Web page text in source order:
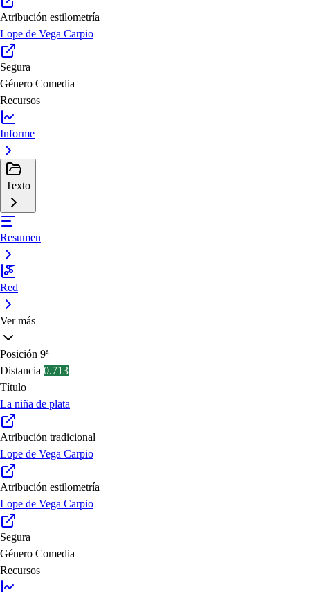
Atribución estilometría
Lope de Vega Carpio
Segura
Género Comedia
Recursos
Informe
Texto
Resumen
Red
Ver más
Posición 9ª
Distancia 0.713
Título
La niña de plata
Atribución tradicional
Lope de Vega Carpio
Atribución estilometría
Lope de Vega Carpio
Segura
Género Comedia
Recursos